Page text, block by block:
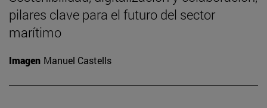
pilares clave para el futuro del sector
marítimo
Imagen Manuel Castells